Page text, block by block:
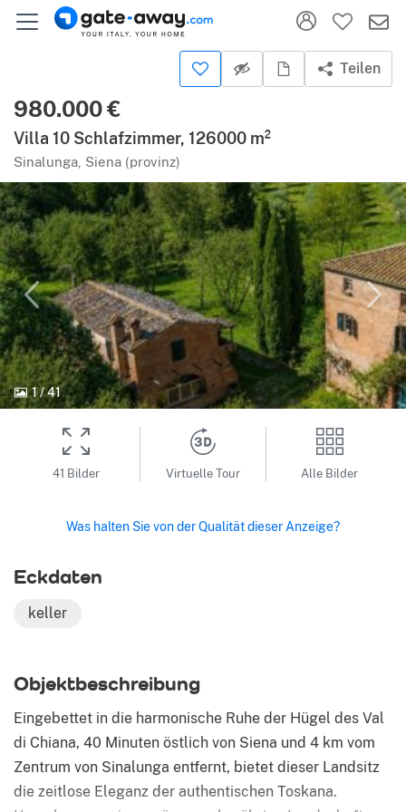
Teilen
980.000 €
Villa 10 Schlafzimmer, 126000 m²
Sinalunga, Siena (provinz)
1/41
41 Bilder Virtuelle Tour Alle Bilder
Was halten Sie von der Qualität dieser Anzeige?
Eckdaten
keller
Ob­jekt­be­schrei­bung
Eingebettet in die harmonische Ruhe der Hügel des Val
di Chiana, 40 Minuten östlich von Siena und 4 km vom
Zentrum von Sinalunga entfernt, bietet dieser Landsitz
die zeitlose Eleganz der authentischen Toskana.